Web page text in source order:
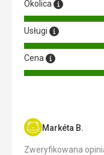
przygotowaniem
torba A4) w recepcji,
podróż.
Ta recenzja została
pomocą Google
Okolica
Usługi
Cena
Markéta B.
Zweryfikowana